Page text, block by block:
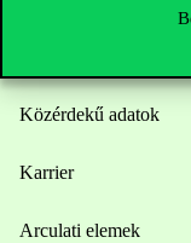
Közérdekű adatok
Karrier
Arculati elemek